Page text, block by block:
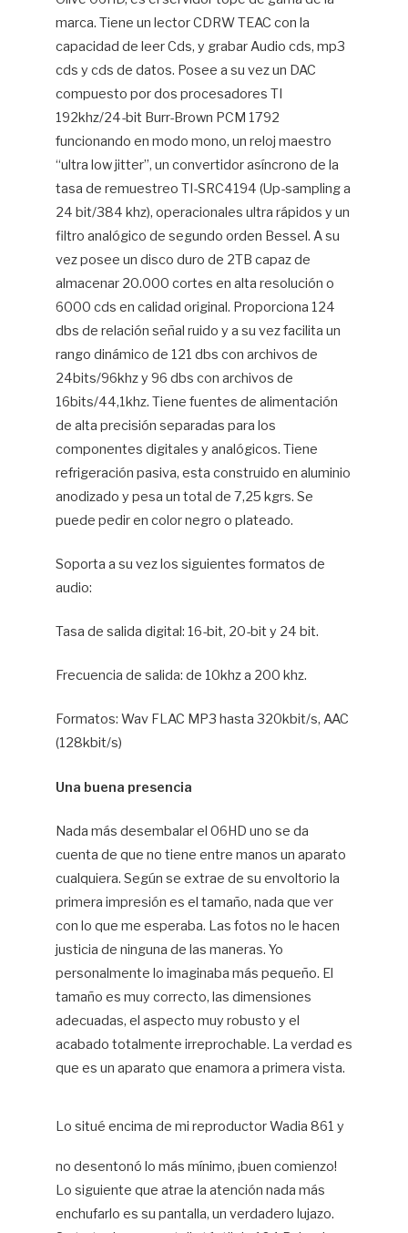
marca. Tiene un lector CDRW TEAC con la
capacidad de leer Cds, y grabar Audio cds, mp3
cds y cds de datos. Posee a su vez un DAC
compuesto por dos procesadores TI
192khz/24-bit Burr-Brown PCM 1792
funcionando en modo mono, un reloj maestro
“ultra low jitter”, un convertidor asíncrono de la
tasa de remuestreo TI-SRC4194 (Up-sampling a
24 bit/384 khz), operacionales ultra rápidos y un
filtro analógico de segundo orden Bessel. A su
vez posee un disco duro de 2TB capaz de
almacenar 20.000 cortes en alta resolución o
6000 cds en calidad original. Proporciona 124
dbs de relación señal ruido y a su vez facilita un
rango dinámico de 121 dbs con archivos de
24bits/96khz y 96 dbs con archivos de
16bits/44,1khz. Tiene fuentes de alimentación
de alta precisión separadas para los
componentes digitales y analógicos. Tiene
refrigeración pasiva, esta construido en aluminio
anodizado y pesa un total de 7,25 kgrs. Se
puede pedir en color negro o plateado.
Soporta a su vez los siguientes formatos de
audio:
Tasa de salida digital: 16-bit, 20-bit y 24 bit.
Frecuencia de salida: de 10khz a 200 khz.
Formatos: Wav FLAC MP3 hasta 320kbit/s, AAC
(128kbit/s)
Una buena presencia
Nada más desembalar el 06HD uno se da
cuenta de que no tiene entre manos un aparato
cualquiera. Según se extrae de su envoltorio la
primera impresión es el tamaño, nada que ver
con lo que me esperaba. Las fotos no le hacen
justicia de ninguna de las maneras. Yo
personalmente lo imaginaba más pequeño. El
tamaño es muy correcto, las dimensiones
adecuadas, el aspecto muy robusto y el
acabado totalmente irreprochable. La verdad es
que es un aparato que enamora a primera vista.
Lo situé encima de mi reproductor Wadia 861 y
no desentonó lo más mínimo, ¡buen comienzo!
Lo siguiente que atrae la atención nada más
enchufarlo es su pantalla, un verdadero lujazo.